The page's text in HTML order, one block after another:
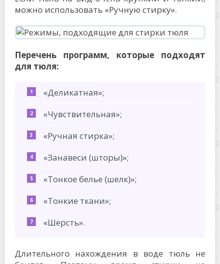
можно использовать «Ручную стирку».
Перечень программ, которые подходят
для тюля:
«Деликатная»;
«Чувствительная»;
«Ручная стирка»;
«Занавеси (шторы)»;
«Тонкое белье (шелк)»;
«Тонкие ткани»;
«Шерсть».
Длительного нахождения в воде тюль не